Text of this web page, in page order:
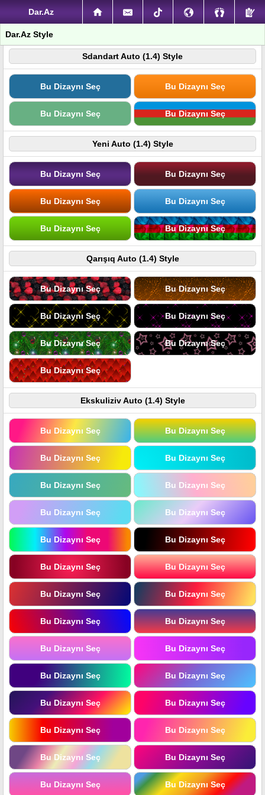
Dar.Az
Dar.Az Style
Sdandart Auto (1.4) Style
Bu Dizaynı Seç Bu Dizaynı Seç
Bu Dizaynı Seç Bu Dizaynı Seç
Yeni Auto (1.4) Style
Bu Dizaynı Seç Bu Dizaynı Seç
Bu Dizaynı Seç Bu Dizaynı Seç
Bu Dizaynı Seç Bu Dizaynı Seç
Qarışıq Auto (1.4) Style
Bu Dizaynı Seç Bu Dizaynı Seç
Bu Dizaynı Seç Bu Dizaynı Seç
Bu Dizaynı Seç Bu Dizaynı Seç
Bu Dizaynı Seç
Ekskuliziv Auto (1.4) Style
Bu Dizaynı Seç Bu Dizaynı Seç
Bu Dizaynı Seç Bu Dizaynı Seç
Bu Dizaynı Seç Bu Dizaynı Seç
Bu Dizaynı Seç Bu Dizaynı Seç
Bu Dizaynı Seç Bu Dizaynı Seç
Bu Dizaynı Seç Bu Dizaynı Seç
Bu Dizaynı Seç Bu Dizaynı Seç
Bu Dizaynı Seç Bu Dizaynı Seç
Bu Dizaynı Seç Bu Dizaynı Seç
Bu Dizaynı Seç Bu Dizaynı Seç
Bu Dizaynı Seç Bu Dizaynı Seç
Bu Dizaynı Seç Bu Dizaynı Seç
Bu Dizaynı Seç Bu Dizaynı Seç
Bu Dizaynı Seç Bu Dizaynı Seç